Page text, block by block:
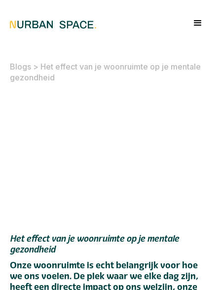
Blogs > Het effect van je woonruimte op je mentale
gezondheid
Het effect van je woonruimte op je mentale
gezondheid
Onze woonruimte is echt belangrijk voor hoe
we ons voelen. De plek waar we elke dag zijn,
heeft een directe impact op ons welzijn, onze